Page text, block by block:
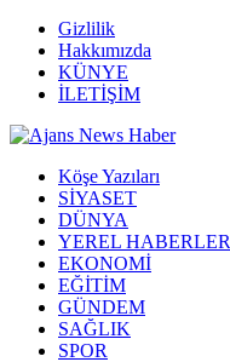
Gizlilik
Hakkımızda
KÜNYE
İLETİŞİM
Köşe Yazıları
SİYASET
DÜNYA
YEREL HABERLER
EKONOMİ
EĞİTİM
GÜNDEM
SAĞLIK
SPOR